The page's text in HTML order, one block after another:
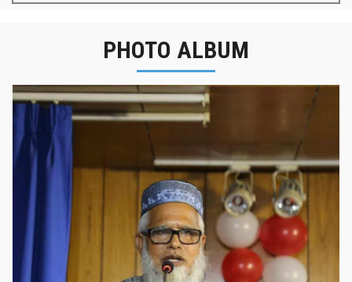
PHOTO ALBUM
নবীনবরণ - ২০২৫